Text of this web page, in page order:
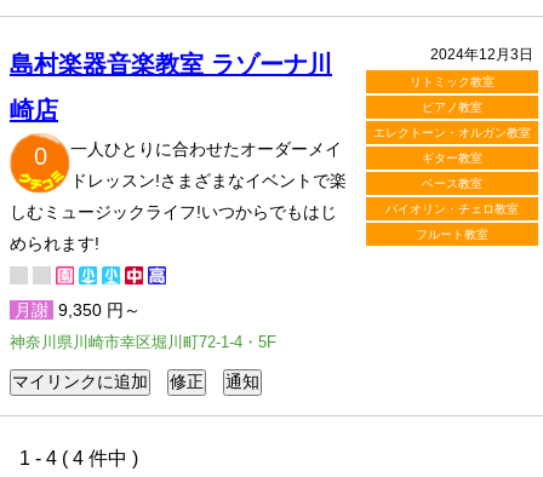
2024年12月3日
リトミック教室
ピアノ教室
エレクトーン・オルガン教室
ギター教室
ベース教室
バイオリン・チェロ教室
フルート教室
島村楽器音楽教室 ラゾーナ川
崎店
0
一人ひとりに合わせたオーダーメイ
ドレッスン!さまざまなイベントで楽
しむミュージックライフ!いつからでもはじ
められます!
月謝 9,350 円～
神奈川県川崎市幸区堀川町72-1-4・5F
1 - 4 ( 4 件中 )